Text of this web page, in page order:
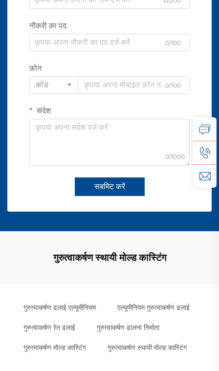
नौकरी का पद
0/100
फ़ोन
कोड
0/100
संदेश
0/1000
सबमिट करें
गुरुत्वाकर्षण स्थायी मोल्ड कास्टिंग
गुरुत्वाकर्षण ढलाई एल्यूमीनियम एल्यूमीनियम गुरुत्वाकर्षण ढलाई
गुरुत्वाकर्षण रेत ढलाई गुरुत्वाकर्षण ढालना निर्माता
गुरुत्वाकर्षण मोल्ड कास्टिंग गुरुत्वाकर्षण स्थायी मोल्ड कास्टिंग